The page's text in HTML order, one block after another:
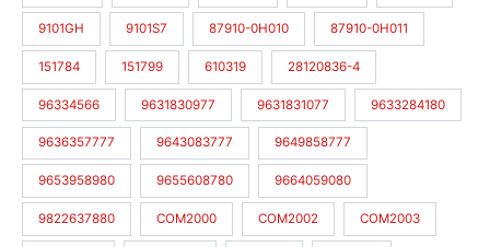
9101GH 9101S7 87910-0H010 87910-0H011
151784 151799 610319 28120836-4
96334566 9631830977 9631831077 9633284180
9636357777 9643083777 9649858777
9653958980 9655608780 9664059080
9822637880 COM2000 COM2002 COM2003